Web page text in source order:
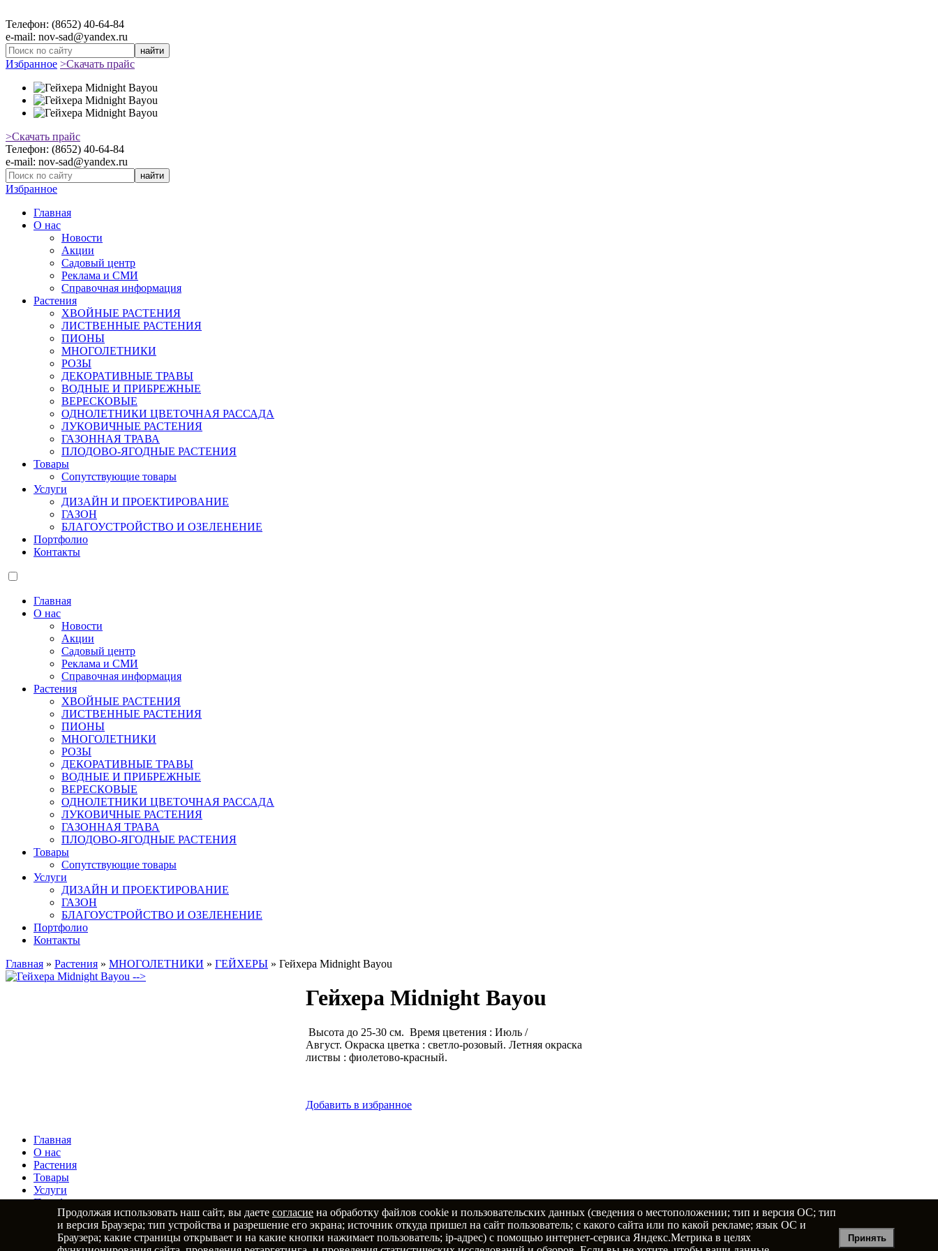
Телефон: (8652) 40-64-84
e-mail: nov-sad@yandex.ru
найти
Избранное >Скачать прайс
>Скачать прайс
Телефон: (8652) 40-64-84
e-mail: nov-sad@yandex.ru
найти
Избранное
Главная
О нас
Новости
Акции
Садовый центр
Реклама и СМИ
Справочная информация
Растения
ХВОЙНЫЕ РАСТЕНИЯ
ЛИСТВЕННЫЕ РАСТЕНИЯ
ПИОНЫ
МНОГОЛЕТНИКИ
РОЗЫ
ДЕКОРАТИВНЫЕ ТРАВЫ
ВОДНЫЕ И ПРИБРЕЖНЫЕ
ВЕРЕСКОВЫЕ
ОДНОЛЕТНИКИ ЦВЕТОЧНАЯ РАССАДА
ЛУКОВИЧНЫЕ РАСТЕНИЯ
ГАЗОННАЯ ТРАВА
ПЛОДОВО-ЯГОДНЫЕ РАСТЕНИЯ
Товары
Сопутствующие товары
Услуги
ДИЗАЙН И ПРОЕКТИРОВАНИЕ
ГАЗОН
БЛАГОУСТРОЙСТВО И ОЗЕЛЕНЕНИЕ
Портфолио
Контакты
Главная
О нас
Новости
Акции
Садовый центр
Реклама и СМИ
Справочная информация
Растения
ХВОЙНЫЕ РАСТЕНИЯ
ЛИСТВЕННЫЕ РАСТЕНИЯ
ПИОНЫ
МНОГОЛЕТНИКИ
РОЗЫ
ДЕКОРАТИВНЫЕ ТРАВЫ
ВОДНЫЕ И ПРИБРЕЖНЫЕ
ВЕРЕСКОВЫЕ
ОДНОЛЕТНИКИ ЦВЕТОЧНАЯ РАССАДА
ЛУКОВИЧНЫЕ РАСТЕНИЯ
ГАЗОННАЯ ТРАВА
ПЛОДОВО-ЯГОДНЫЕ РАСТЕНИЯ
Товары
Сопутствующие товары
Услуги
ДИЗАЙН И ПРОЕКТИРОВАНИЕ
ГАЗОН
БЛАГОУСТРОЙСТВО И ОЗЕЛЕНЕНИЕ
Портфолио
Контакты
Главная » Растения » МНОГОЛЕТНИКИ » ГЕЙХЕРЫ » Гейхера Midnight Bayou
-->
Гейхера Midnight Bayou
Высота до 25-30 см. Время цветения : Июль /
Август. Окраска цветка : светло-розовый. Летняя окраска
листвы : фиолетово-красный.
Добавить в избранное
Главная
О нас
Растения
Товары
Услуги
Портфолио
Статьи
Контакты
Продолжая использовать наш сайт, вы даете согласие на обработку файлов cookie и пользовательских данных (сведения о местоположении; тип и версия ОС; тип
и версия Браузера; тип устройства и разрешение его экрана; источник откуда пришел на сайт пользователь; с какого сайта или по какой рекламе; язык ОС и
Браузера; какие страницы открывает и на какие кнопки нажимает пользователь; ip-адрес) с помощью интернет-сервиса Яндекс.Метрика в целях
Принять